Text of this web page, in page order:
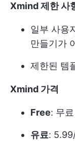
Xmind 제한 사
일부 사용
만들기가
제한된 템
Xmind 가격
Free: 무료
유료: